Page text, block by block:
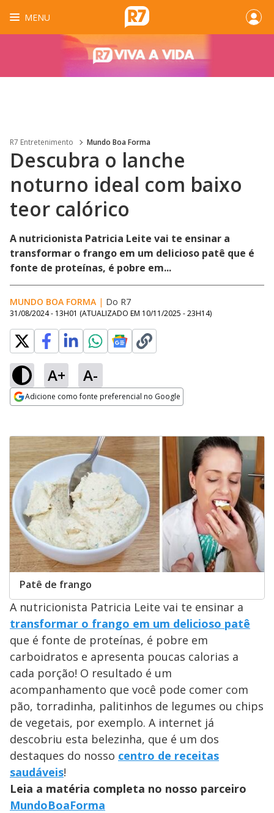
MENU
R7 Entretenimento Mundo Boa Forma
Descubra o lanche
noturno ideal com baixo
teor calórico
A nutricionista Patricia Leite vai te ensinar a
transformar o frango em um delicioso patê que é
fonte de proteínas, é pobre em...
MUNDO BOA FORMA | Do R7
31/08/2024 - 13H01 (ATUALIZADO EM 10/11/2025 - 23H14)
A+ A-
Adicione como fonte preferencial no Google
Patê de frango
A nutricionista Patricia Leite vai te ensinar a
transformar o frango em um delicioso patê
que é fonte de proteínas, é pobre em
carboidratos e apresenta poucas calorias a
cada porção! O resultado é um
acompanhamento que você pode comer com
pão, torradinha, palitinhos de legumes ou chips
de vegetais, por exemplo. A internet já
descobriu esta belezinha, que é um dos
destaques do nosso centro de receitas
saudáveis!
Leia a matéria completa no nosso parceiro
MundoBoaForma